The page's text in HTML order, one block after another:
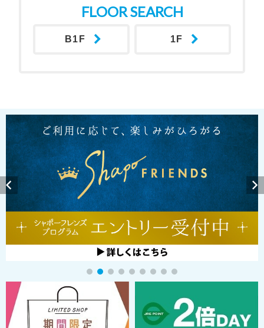
FLOOR SEARCH
B1F 1F